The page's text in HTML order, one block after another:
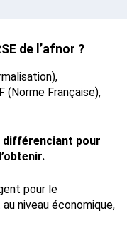
de l’afnor ?
(Norme Française),
différenciant pour
pour le
niveau économique,